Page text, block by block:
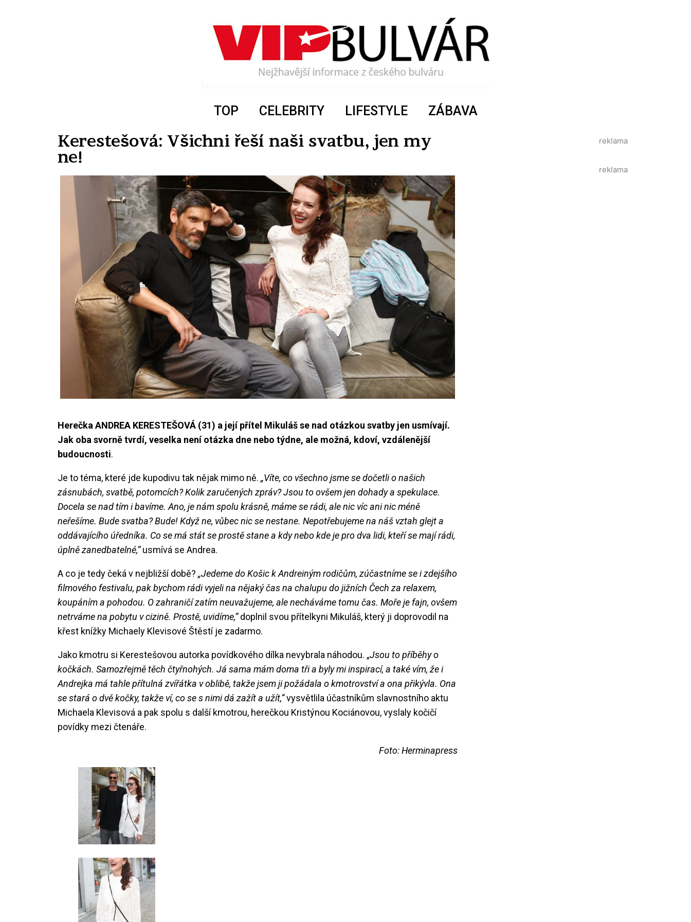
TOP CELEBRITY LIFESTYLE ZÁBAVA
Kerestešová: Všichni řeší naši svatbu, jen my
ne!
Herečka ANDREA KERESTEŠOVÁ (31) a její přítel Mikuláš se nad otázkou svatby jen usmívají.
Jak oba svorně tvrdí, veselka není otázka dne nebo týdne, ale možná, kdoví, vzdálenější
budoucnosti.
Je to téma, které jde kupodivu tak nějak mimo ně. „Víte, co všechno jsme se dočetli o našich
zásnubách, svatbě, potomcích? Kolik zaručených zpráv? Jsou to ovšem jen dohady a spekulace.
Docela se nad tím i bavíme. Ano, je nám spolu krásně, máme se rádi, ale nic víc ani nic méně
neřešíme. Bude svatba? Bude! Když ne, vůbec nic se nestane. Nepotřebujeme na náš vztah glejt a
oddávajícího úředníka. Co se má stát se prostě stane a kdy nebo kde je pro dva lidi, kteří se mají rádi,
úplně zanedbatelné,“usmívá se Andrea.
A co je tedy čeká v nejbližší době? „Jedeme do Košic k Andreiným rodičům, zúčastníme se i zdejšího
filmového festivalu, pak bychom rádi vyjeli na nějaký čas na chalupu do jižních Čech za relaxem,
koupáním a pohodou. O zahraničí zatím neuvažujeme, ale necháváme tomu čas. Moře je fajn, ovšem
netrváme na pobytu v cizině. Prostě, uvidíme,“doplnil svou přítelkyni Mikuláš, který ji doprovodil na
křest knížky Michaely Klevisové Štěstí je zadarmo.
Jako kmotru si Kerestešovou autorka povídkového dílka nevybrala náhodou. „Jsou to příběhy o
kočkách. Samozřejmě těch čtyřnohých. Já sama mám doma tři a byly mi inspirací, a také vím, že i
Andrejka má tahle přítulná zvířátka v oblibě, takže jsem ji požádala o kmotrovství a ona přikývla. Ona
se stará o dvě kočky, takže ví, co se s nimi dá zažít a užít,“vysvětlila účastníkům slavnostního aktu
Michaela Klevisová a pak spolu s další kmotrou, herečkou Kristýnou Kociánovou, vyslaly kočičí
povídky mezi čtenáře.
Foto: Herminapress
reklama
reklama